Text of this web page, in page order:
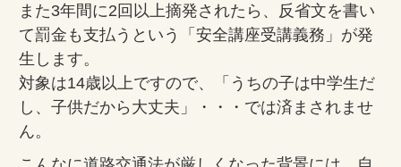
また3年間に2回以上摘発されたら、反省文を書い
て罰金も支払うという「安全講座受講義務」が発
生します。
対象は14歳以上ですので、「うちの子は中学生だ
し、子供だから大丈夫」・・・では済まされませ
ん。